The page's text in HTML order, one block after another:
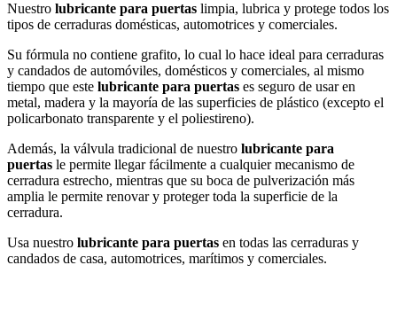
Nuestro lubricante para puertas limpia, lubrica y protege todos los
tipos de cerraduras domésticas, automotrices y comerciales.
Su fórmula no contiene grafito, lo cual lo hace ideal para cerraduras
y candados de automóviles, domésticos y comerciales, al mismo
tiempo que este lubricante para puertas es seguro de usar en
metal, madera y la mayoría de las superficies de plástico (excepto el
policarbonato transparente y el poliestireno).
Además, la válvula tradicional de nuestro lubricante para
puertas le permite llegar fácilmente a cualquier mecanismo de
cerradura estrecho, mientras que su boca de pulverización más
amplia le permite renovar y proteger toda la superficie de la
cerradura.
Usa nuestro lubricante para puertas en todas las cerraduras y
candados de casa, automotrices, marítimos y comerciales.